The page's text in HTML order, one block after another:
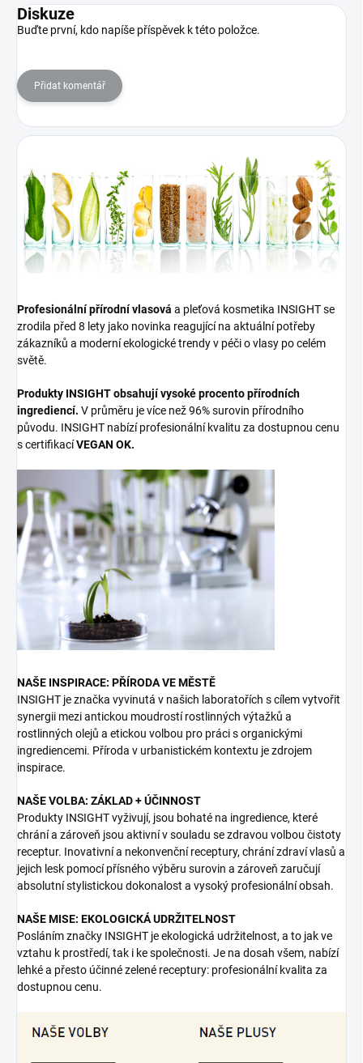
Diskuze
Buďte první, kdo napíše příspěvek k této položce.
Přidat komentář
Profesionální přírodní vlasová a pleťová kosmetika INSIGHT se
zrodila před 8 lety jako novinka reagující na aktuální potřeby
zákazníků a moderní ekologické trendy v péči o vlasy po celém
světě.
Produkty INSIGHT obsahují vysoké procento přírodních
ingrediencí. V průměru je více než 96% surovin přírodního
původu. INSIGHT nabízí profesionální kvalitu za dostupnou cenu
s certifikacíVEGAN OK.
NAŠE INSPIRACE: PŘÍRODA VE MĚSTĚ
INSIGHT je značka vyvinutá v našich laboratořích s cílem vytvořit
synergii mezi antickou moudrostí rostlinných výtažků a
rostlinných olejů a etickou volbou pro práci s organickými
ingrediencemi. Příroda v urbanistickém kontextu je zdrojem
inspirace.
NAŠE VOLBA: ZÁKLAD + ÚČINNOST
Produkty INSIGHT vyživují, jsou bohaté na ingredience, které
chrání a zároveň jsou aktivní v souladu se zdravou volbou čistoty
receptur. Inovativní a nekonvenční receptury, chrání zdraví vlasů a
jejich lesk pomocí přísného výběru surovin a zároveň zaručují
absolutní stylistickou dokonalost a vysoký profesionální obsah.
NAŠE MISE: EKOLOGICKÁ UDRŽITELNOST
Posláním značky INSIGHT je ekologická udržitelnost, a to jak ve
vztahu k prostředí, tak i ke společnosti. Je na dosah všem, nabízí
lehké a přesto účinné zelené receptury: profesionální kvalita za
dostupnou cenu.